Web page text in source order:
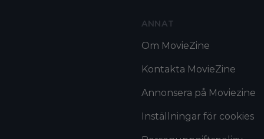
ANNAT
Om MovieZine
Kontakta MovieZine
Annonsera på Moviezine
Inställningar för cookies